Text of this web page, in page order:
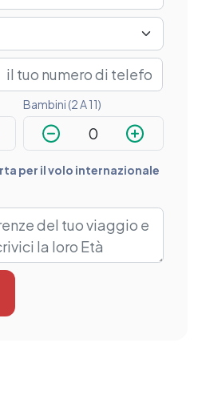
Bambini (2 A 11)
per il volo internazionale